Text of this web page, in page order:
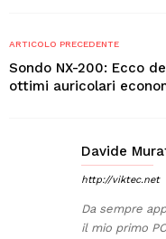
ARTICOLO PRECEDENTE
Sondo NX-200: Ecco
ottimi auricolari
Davide
http://viktec.net
Da sempre
il mio primo